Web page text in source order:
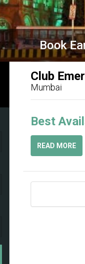
Book
Club
Mumbai
Best
READ MORE